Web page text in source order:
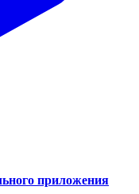
приложения